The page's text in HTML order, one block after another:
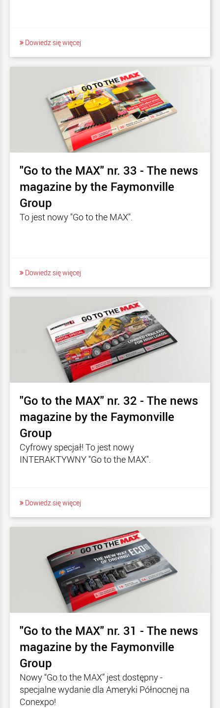
Dowiedz się więcej
"Go to the MAX" nr. 33 - The news
magazine by the Faymonville
Group
To jest nowy "Go to the MAX".
Dowiedz się więcej
"Go to the MAX" nr. 32 - The news
magazine by the Faymonville
Group
Cyfrowy specjał! To jest nowy
INTERAKTYWNY "Go to the MAX".
Dowiedz się więcej
"Go to the MAX" nr. 31 - The news
magazine by the Faymonville
Group
Nowy “Go to the MAX” jest dostępny -
specjalne wydanie dla Ameryki Północnej na
Conexpo!